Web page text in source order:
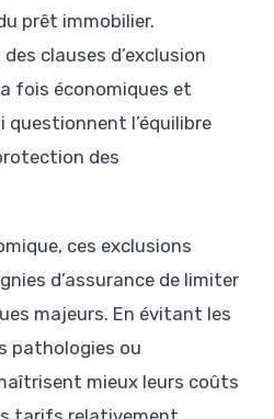
prêt immobilier.
clauses d’exclusion
fois économiques et
questionnent l’équilibre
des
ces exclusions
d’assurance de limiter
majeurs. En évitant les
pathologies ou
mieux leurs coûts